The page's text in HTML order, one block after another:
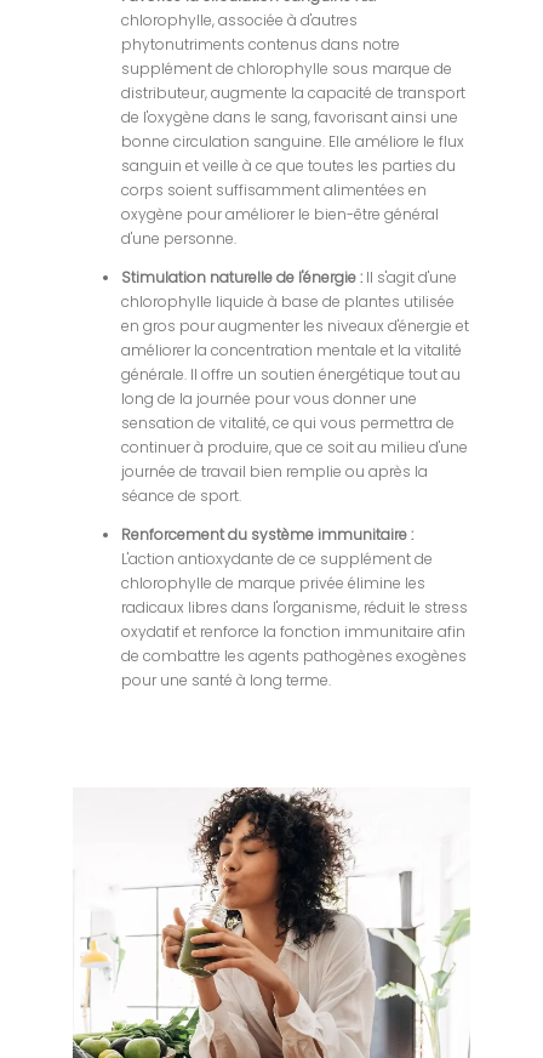
chlorophylle, associée à d'autres
phytonutriments contenus dans notre
supplément de chlorophylle sous marque de
distributeur, augmente la capacité de transport
de l'oxygène dans le sang, favorisant ainsi une
bonne circulation sanguine. Elle améliore le flux
sanguin et veille à ce que toutes les parties du
corps soient suffisamment alimentées en
oxygène pour améliorer le bien-être général
d'une personne.
Stimulation naturelle de l'énergie : Il s'agit d'une
chlorophylle liquide à base de plantes utilisée
en gros pour augmenter les niveaux d'énergie et
améliorer la concentration mentale et la vitalité
générale. Il offre un soutien énergétique tout au
long de la journée pour vous donner une
sensation de vitalité, ce qui vous permettra de
continuer à produire, que ce soit au milieu d'une
journée de travail bien remplie ou après la
séance de sport.
Renforcement du système immunitaire :
L'action antioxydante de ce supplément de
chlorophylle de marque privée élimine les
radicaux libres dans l'organisme, réduit le stress
oxydatif et renforce la fonction immunitaire afin
de combattre les agents pathogènes exogènes
pour une santé à long terme.